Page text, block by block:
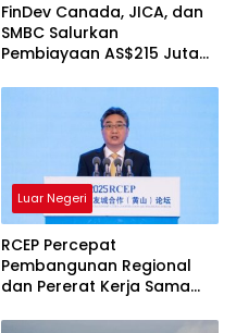
FinDev Canada, JICA, dan
SMBC Salurkan
Pembiayaan AS$215 Juta
Tujuannya
Luar Negeri
RCEP Percepat
Pembangunan Regional
dan Pererat Kerja Sama